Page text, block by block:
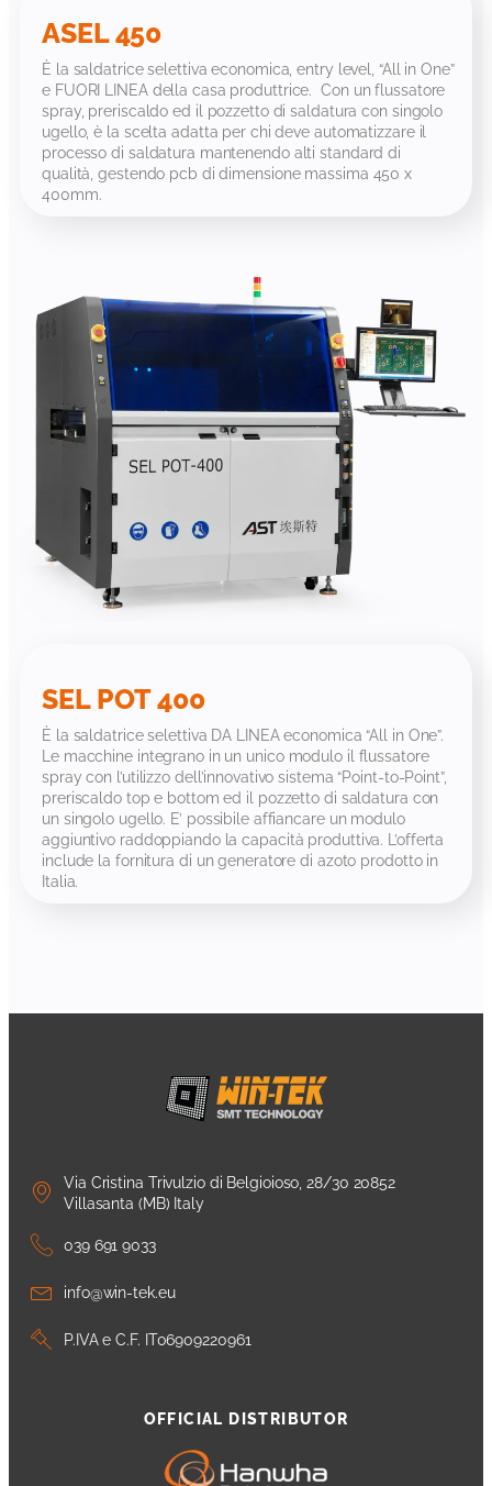
ASEL 450
È la saldatrice selettiva economica, entry level, “All in One”
e FUORI LINEA della casa produttrice. Con un flussatore
spray, preriscaldo ed il pozzetto di saldatura con singolo
ugello, è la scelta adatta per chi deve automatizzare il
processo di saldatura mantenendo alti standard di
qualità, gestendo pcb di dimensione massima 450 x
400mm.
SEL POT 400
È la saldatrice selettiva DA LINEA economica “All in One”.
Le macchine integrano in un unico modulo il flussatore
spray con l’utilizzo dell’innovativo sistema “Point-to-Point”,
preriscaldo top e bottom ed il pozzetto di saldatura con
un singolo ugello. E’ possibile affiancare un modulo
aggiuntivo raddoppiando la capacità produttiva. L’offerta
include la fornitura di un generatore di azoto prodotto in
Italia.
Via Cristina Trivulzio di Belgioioso, 28/30 20852
Villasanta (MB) Italy
039 691 9033
info@win-tek.eu
P.IVA e C.F. IT06909220961
OFFICIAL DISTRIBUTOR